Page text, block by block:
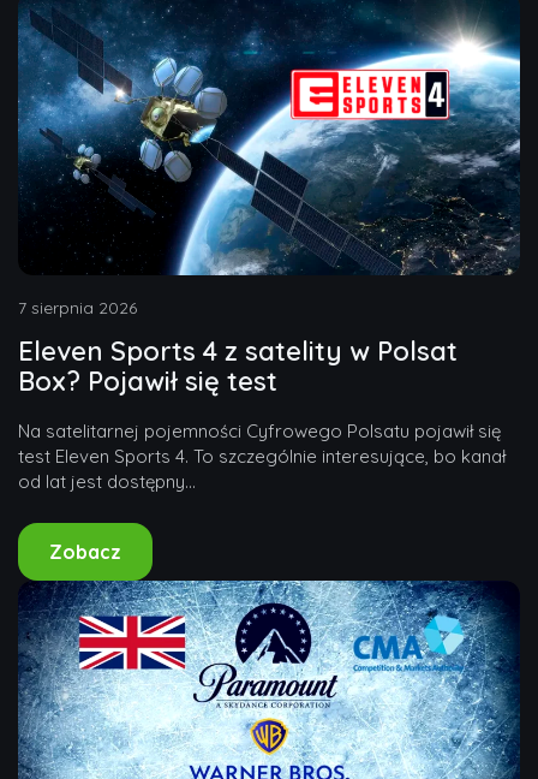
7 sierpnia 2026
Eleven Sports 4 z satelity w Polsat
Box? Pojawił się test
Na satelitarnej pojemności Cyfrowego Polsatu pojawił się
test Eleven Sports 4. To szczególnie interesujące, bo kanał
od lat jest dostępny...
Zobacz